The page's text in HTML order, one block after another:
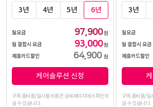
3년 4년 5년 6년
월요금 97,900원
월 결합시 요금
93,000원
제휴카드할인
64,900 원
케어솔루션 신청
구독 총비용/일시불 비용은 상세페이지에서 확인하
실 수 있습니다.
3년
월요금
월 결합시 요금
제휴카드할인
구독 총비용/일
실 수 있습니다.